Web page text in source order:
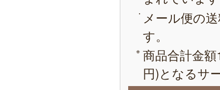
メール便の
す。
商品合計金
円)となるサ